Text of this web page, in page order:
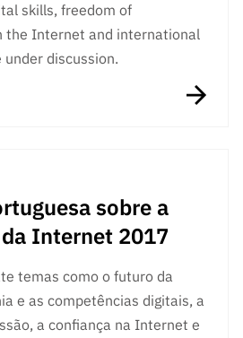
skills, freedom of
the Internet and international
discussion.
sobre a
Internet 2017
temas como o futuro da
e as competências digitais, a
a confiança na Internet e